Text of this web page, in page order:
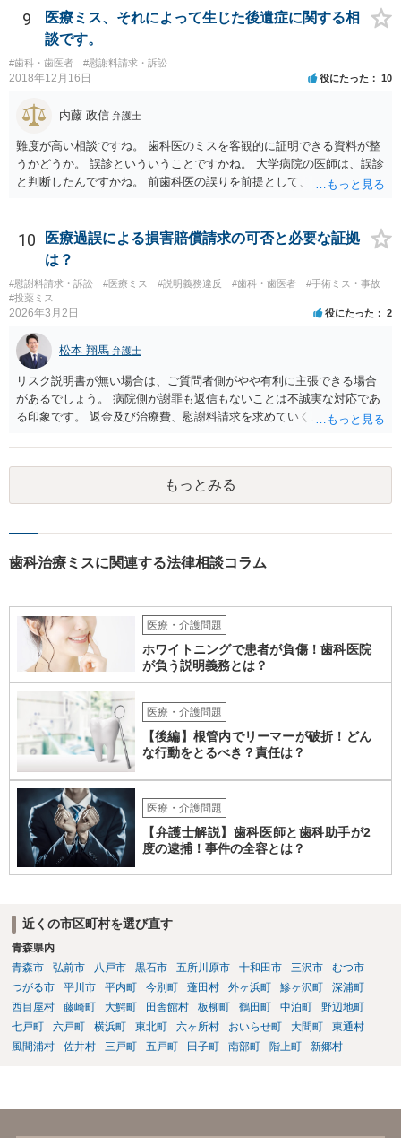
9
医療ミス、それによって生じた後遺症に関する相
談です。
#歯科・歯医者 #慰謝料請求・訴訟
2018年12月16日 役にたった 10
内藤 政信 弁護士
難度が高い相談ですね。 歯科医のミスを客観的に証明できる資料が整
うかどうか。 誤診といういうことですかね。 大学病院の医師は、誤診
と判断したんですかね。 前歯科医の誤りを前提として、 その医師はど
前医師の診断の誤りに起因するものかどうか、 大学病院の医師は、ど
う見ているんでしょうかね。 歯科医の資格を持ってる弁護士もいます
ね。 そのような弁護士を探すのもいいと思いますね。
10
医療過誤による損害賠償請求の可否と必要な証拠
は？
#慰謝料請求・訴訟 #医療ミス #説明義務違反 #歯科・歯医者
#手術ミス・事故
#投薬ミス
2026年3月2日 役にたった 2
松本 翔馬 弁護士
リスク説明書が無い場合は、ご質問者側がやや有利に主張できる場合
があるでしょう。 病院側が謝罪も返信もないことは不誠実な対応であ
る印象です。 返金及び治療費、慰謝料請求を求めていくことになるか
代理人として病院側との交渉窓口となることも方法の一つです。 ご自
身で内容証明を出される場合、書面にご質問者の不利になる事情を記
載した場合はそれ以降の交渉ハードルが上がってしまうため慎重に検
討されるとよいでしょう。
もっとみる
歯科治療ミスに関連する法律相談コラム
医療・介護問題
ホワイトニングで患者が負傷！歯科医院
が負う説明義務とは？
医療・介護問題
【後編】根管内でリーマーが破折！どん
な行動をとるべき？責任は？
医療・介護問題
【弁護士解説】歯科医師と歯科助手が2
度の逮捕！事件の全容とは？
近くの市区町村を選び直す
青森県内
青森市
弘前市 八戸市 黒石市 五所川原市 十和田市 三沢市
むつ市
つがる市
平川市 平内町 今別町 蓬田村 外ヶ浜町 鰺ヶ沢町
深浦町
西目屋村
藤崎町 大鰐町 田舎館村 板柳町 鶴田町 中泊町
野辺地町
七戸町
六戸町 横浜町 東北町 六ヶ所村 おいらせ町 大間町
東通村
風間浦村
佐井村 三戸町 五戸町 田子町 南部町 階上町 新郷村